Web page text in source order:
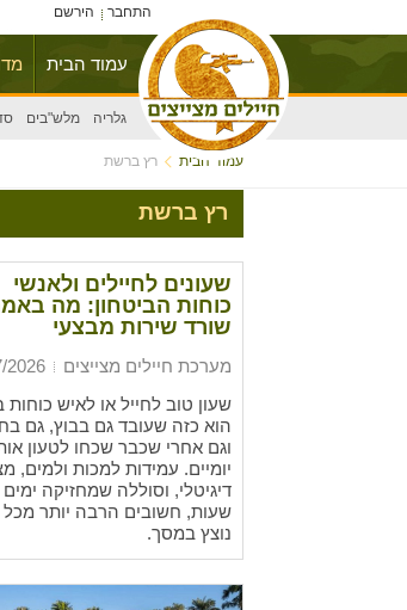
התחבר הירשם
עמוד הבית
גלריה מלש"בים
עמוד הבית רץ ברשת
רץ ברשת
שעונים לחיילים ולאנשי
כוחות הביטחון: מה
שורד שירות מבצעי
מערכת חיילים מצייצים
שעון טוב לחייל או לאיש כוחות
הוא כזה שעובד גם בבוץ, גם
וגם אחרי שכבר שכחו לטעון
יומיים. עמידות למכות ולמים,
דיגיטלי, וסוללה שמחזיקה ימים
שעות, חשובים הרבה יותר מכל
נוצץ במסך.